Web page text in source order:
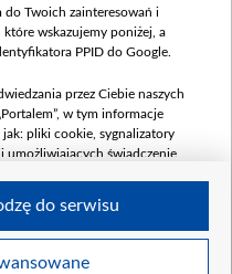
do Twoich zainteresowań i
które wskazujemy poniżej, a
PPID do Google.
przez Ciebie naszych
w tym informacje
pliki cookie, sygnalizatory
świadczenie
przez Ciebie
do serwisu